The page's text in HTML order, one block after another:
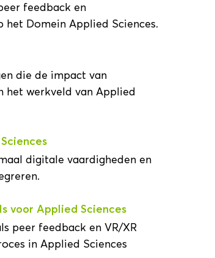
feedback en
het Domein Applied Sciences.
die de impact van
het werkveld van Applied
digitale vaardigheden en
voor Applied Sciences
peer feedback en VR/XR
in Applied Sciences